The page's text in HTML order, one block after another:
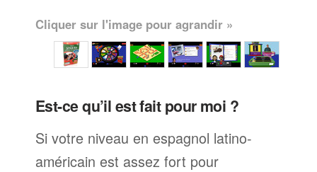
Cliquer sur l'image pour agrandir »
Est-ce qu’il est fait pour moi ?
Si votre niveau en espagnol latino-
américain est assez fort pour